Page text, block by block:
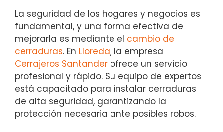
La seguridad de los hogares y negocios es
fundamental, y una forma efectiva de
mejorarla es mediante el cambio de
cerraduras. En Lloreda, la empresa
Cerrajeros Santander ofrece un servicio
profesional y rápido. Su equipo de expertos
está capacitado para instalar cerraduras
de alta seguridad, garantizando la
protección necesaria ante posibles robos.